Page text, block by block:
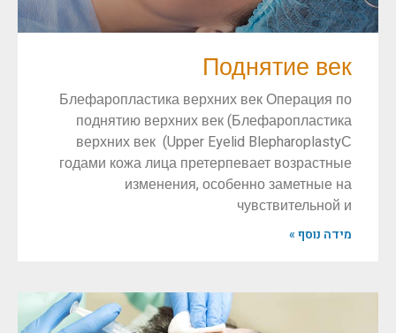
Поднятие век
Блефаропластика верхних век Операция по
поднятию верхних век (Блефаропластика
верхних век (Upper Eyelid BlepharoplastyС
годами кожа лица претерпевает возрастные
изменения, особенно заметные на
чувствительной и
מידה נוסף »